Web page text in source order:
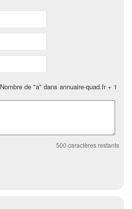
Nombre de "a" dans annuaire-quad.fr + 1
500 caractères restants